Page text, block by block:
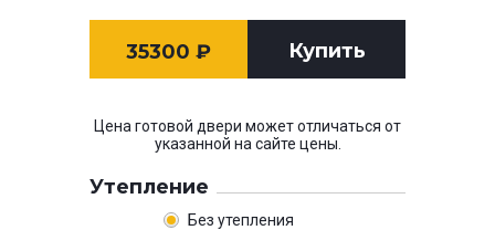
35300 ₽ Купить
Цена готовой двери может отличаться от
указанной на сайте цены.
Утепление
Без утепления